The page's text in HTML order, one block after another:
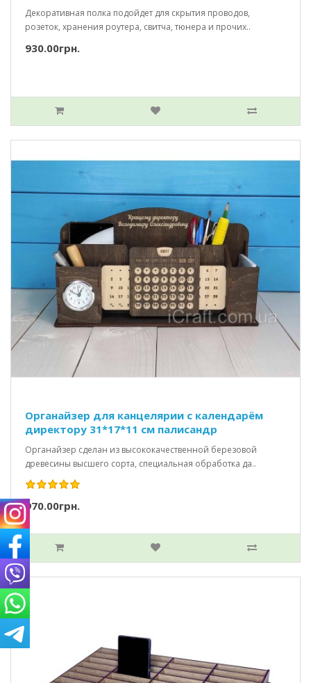
Декоративная полка подойдет для скрытия проводов,
розеток, хранения роутера, свитча, тюнера и прочих..
930.00грн.
Органайзер для канцелярии с календарём
директору 31*17*11 см палисандр
Органайзер сделан из высококачественной березовой
древесины высшего сорта, специальная обработка да..
970.00грн.